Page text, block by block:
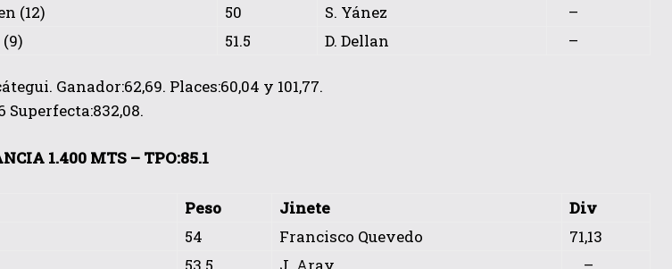
(12) 50 S. Yánez
–
51.5 D. Dellan –
Ganador:62,69. Places:60,04 y 101,77.
Superfecta:832,08.
1.400 MTS – TPO:85.1
Peso Jinete
Div
54 Francisco Quevedo
71,13
53.5 J. Aray –